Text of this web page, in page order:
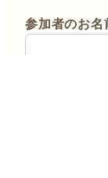
参加者のお名